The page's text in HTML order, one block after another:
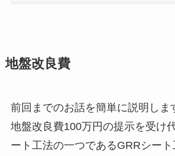
地盤改良費
前回までのお話を簡単に説明しま
地盤改良費100万円の提示を受け
ート工法の一つであるGRRシー